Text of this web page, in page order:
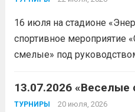
16 июля на стадионе
спортивное мероприятие
смелые» под
Сергеевича. Участники
скоростные качества,
13.07.2026 «Веселые
ТУРНИРЫ 20 июля, 2026